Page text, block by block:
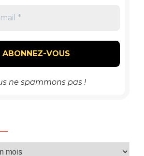
ne spammons pas !